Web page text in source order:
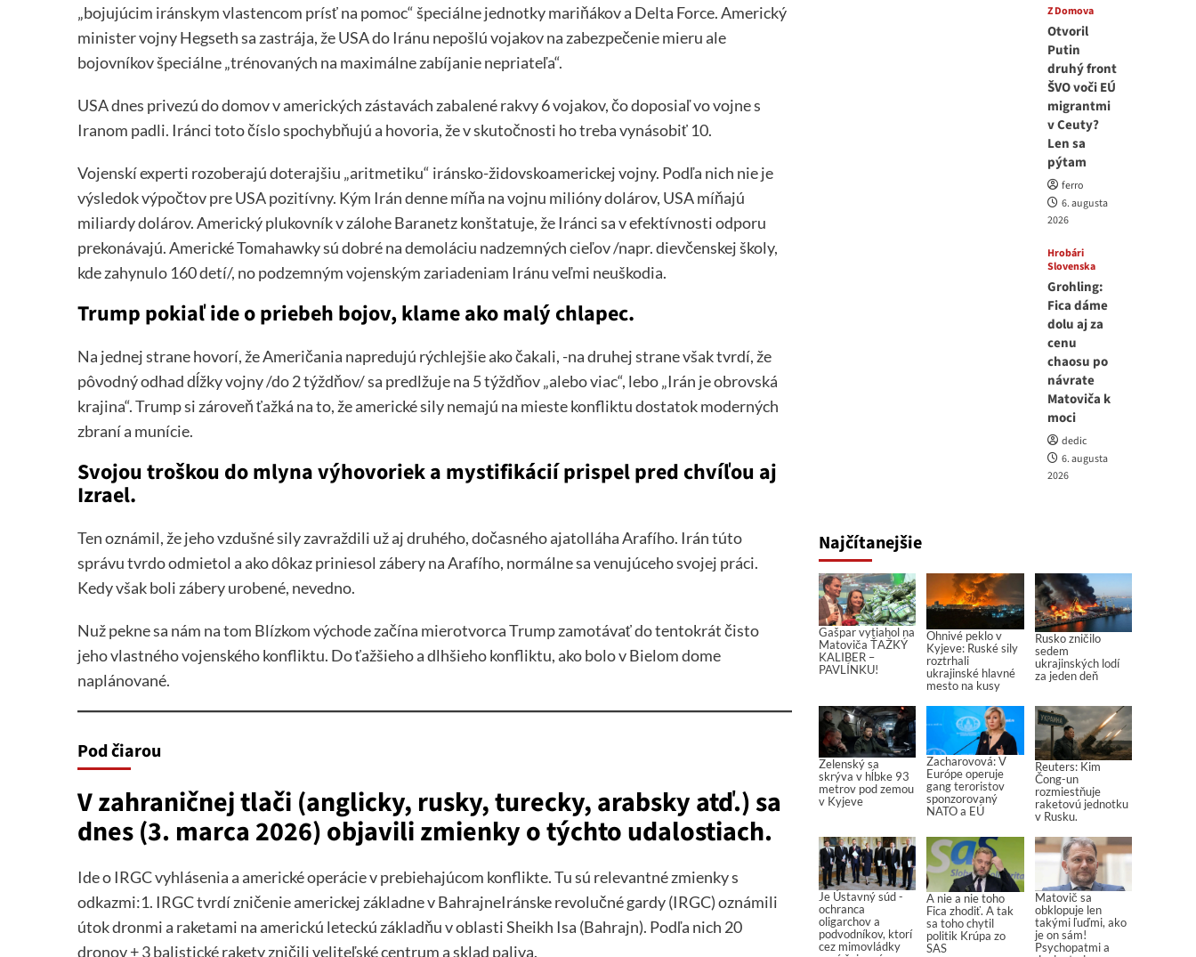
„bojujúcim iránskym vlastencom prísť na pomoc“ špeciálne jednotky mariňákov a Delta Force. Americký
minister vojny Hegseth sa zastrája, že USA do Iránu nepošlú vojakov na zabezpečenie mieru ale
bojovníkov špeciálne „trénovaných na maximálne zabíjanie nepriateľa“.
USA dnes privezú do domov v amerických zástavách zabalené rakvy 6 vojakov, čo doposiaľ vo vojne s
Iranom padli. Iránci toto číslo spochybňujú a hovoria, že v skutočnosti ho treba vynásobiť 10.
Vojenskí experti rozoberajú doterajšiu „aritmetiku“ iránsko-židovskoamerickej vojny. Podľa nich nie je
výsledok výpočtov pre USA pozitívny. Kým Irán denne míňa na vojnu milióny dolárov, USA míňajú
miliardy dolárov. Americký plukovník v zálohe Baranetz konštatuje, že Iránci sa v efektívnosti odporu
prekonávajú. Americké Tomahawky sú dobré na demoláciu nadzemných cieľov /napr. dievčenskej školy,
kde zahynulo 160 detí/, no podzemným vojenským zariadeniam Iránu veľmi neuškodia.
Trump pokiaľ ide o priebeh bojov, klame ako malý chlapec.
Na jednej strane hovorí, že Američania napredujú rýchlejšie ako čakali, -na druhej strane však tvrdí, že
pôvodný odhad dĺžky vojny /do 2 týždňov/ sa predlžuje na 5 týždňov „alebo viac“, lebo „Irán je obrovská
krajina“. Trump si zároveň ťažká na to, že americké sily nemajú na mieste konfliktu dostatok moderných
zbraní a munície.
Svojou troškou do mlyna výhovoriek a mystifikácií prispel pred chvíľou aj
Izrael.
Ten oznámil, že jeho vzdušné sily zavraždili už aj druhého, dočasného ajatolláha Arafího. Irán túto
správu tvrdo odmietol a ako dôkaz priniesol zábery na Arafího, normálne sa venujúceho svojej práci.
Kedy však boli zábery urobené, nevedno.
Nuž pekne sa nám na tom Blízkom východe začína mierotvorca Trump zamotávať do tentokrát čisto
jeho vlastného vojenského konfliktu. Do ťažšieho a dlhšieho konfliktu, ako bolo v Bielom dome
naplánované.
Pod čiarou
V zahraničnej tlači (anglicky, rusky, turecky, arabsky atď.) sa
dnes (3. marca 2026) objavili zmienky o týchto udalostiach.
Ide o IRGC vyhlásenia a americké operácie v prebiehajúcom konflikte. Tu sú relevantné zmienky s
odkazmi:1. IRGC tvrdí zničenie americkej základne v BahrajneIránske revolučné gardy (IRGC) oznámili
útok dronmi a raketami na americkú leteckú základňu v oblasti Sheikh Isa (Bahrajn). Podľa nich 20
dronov + 3 balistické rakety zničili veliteľské centrum a sklad paliva.
Z Domova
Otvoril
Putin
druhý front
ŠVO voči EÚ
migrantmi
v Ceuty?
Len sa
pýtam
ferro
6. augusta
2026
Hrobári
Slovenska
Grohling:
Fica dáme
dolu aj za
cenu
chaosu po
návrate
Matoviča k
moci
dedic
6. augusta
2026
Najčítanejšie
Gašpar vytiahol na
Matoviča ŤAŽKÝ
KALIBER –
PAVLÍNKU!
Ohnivé peklo v
Kyjeve: Ruské sily
roztrhali
ukrajinské hlavné
mesto na kusy
Rusko zničilo
sedem
ukrajinských lodí
za jeden deň
Zelenský sa
skrýva v hĺbke 93
metrov pod zemou
v Kyjeve
Zacharovová: V
Európe operuje
gang teroristov
sponzorovaný
NATO a EÚ
Reuters: Kim
Čong-un
rozmiestňuje
raketovú jednotku
v Rusku.
Je Ústavný súd -
ochranca
oligarchov a
podvodníkov, ktorí
cez mimovládky
A nie a nie toho
Fica zhodiť. A tak
sa toho chytil
politik Krúpa zo
SAS
Matovič sa
obklopuje len
takými ľuďmi, ako
je on sám!
Psychopatmi a